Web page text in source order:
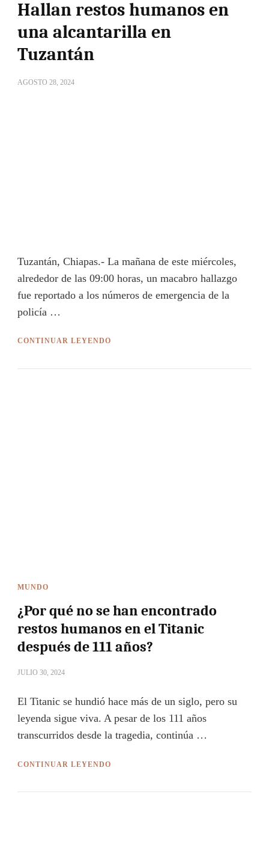
Hallan restos humanos en
una alcantarilla en
Tuzantán
AGOSTO 28, 2024
Tuzantán, Chiapas.- La mañana de este miércoles,
alrededor de las 09:00 horas, un macabro hallazgo
fue reportado a los números de emergencia de la
policía …
CONTINUAR LEYENDO
MUNDO
¿Por qué no se han encontrado
restos humanos en el Titanic
después de 111 años?
JULIO 30, 2024
El Titanic se hundió hace más de un siglo, pero su
leyenda sigue viva. A pesar de los 111 años
transcurridos desde la tragedia, continúa …
CONTINUAR LEYENDO